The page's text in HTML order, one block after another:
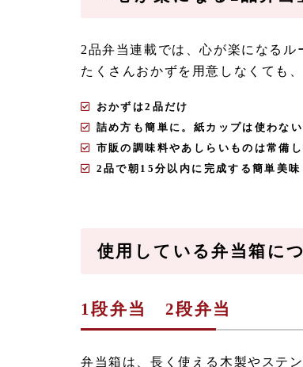
2品弁当連載では、心が楽になるル
たくさんおかずを用意しなくても
おかずは2品だけ
詰め方も簡単に。紙カップは使わない
市販の調味料やあしらいものは常備
2品で朝15分以内に完成する簡単美味
使用している弁当箱に
1段弁当 2段弁当
弁当箱は、長く使える木製やステ